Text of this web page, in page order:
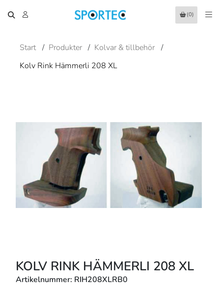
(0)
Start / Produkter / Kolvar & tillbehör /
Kolv Rink Hämmerli 208 XL
KOLV RINK HÄMMERLI 208 XL
Artikelnummer: RIH208XLRB0